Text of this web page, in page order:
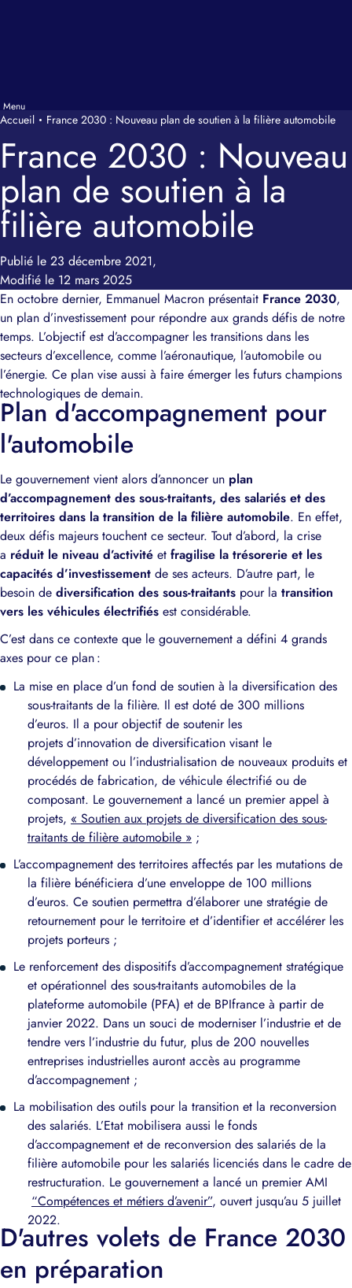
Accueil France 2030 : Nouveau plan de soutien à la filière automobile
France 2030 : Nouveau
plan de soutien à la
filière automobile
Publié le 23 décembre 2021,
Modifié le 12 mars 2025
En octobre dernier, Emmanuel Macron présentait France 2030,
un plan d’investissement pour répondre aux grands défis de notre
temps. L’objectif est d’accompagner les transitions dans les
secteurs d’excellence, comme l’aéronautique, l’automobile ou
l’énergie. Ce plan vise aussi à faire émerger les futurs champions
technologiques de demain.
Plan d'accompagnement pour
l'automobile
Le gouvernement vient alors d’annoncer un plan
d’accompagnement des sous-traitants, des salariés et des
territoires dans la transition de la filière automobile. En effet,
deux défis majeurs touchent ce secteur. Tout d’abord, la crise
a réduit le niveau d’activité et fragilise la trésorerie et les
capacités d’investissement de ses acteurs. D’autre part, le
besoin de diversification des sous-traitants pour la transition
vers les véhicules électrifiés est considérable.
C’est dans ce contexte que le gouvernement a défini 4 grands
axes pour ce plan :
La mise en place d’un fond de soutien à la diversification des
sous-traitants de la filière. Il est doté de 300 millions
d’euros. Il a pour objectif de soutenir les
projets d’innovation de diversification visant le
développement ou l’industrialisation de nouveaux produits et
procédés de fabrication, de véhicule électrifié ou de
composant. Le gouvernement a lancé un premier appel à
projets, « Soutien aux projets de diversification des sous-
traitants de filière automobile » ;
L’accompagnement des territoires affectés par les mutations de
la filière bénéficiera d’une enveloppe de 100 millions
d’euros. Ce soutien permettra d’élaborer une stratégie de
retournement pour le territoire et d’identifier et accélérer les
projets porteurs ;
Le renforcement des dispositifs d’accompagnement stratégique
et opérationnel des sous-traitants automobiles de la
plateforme automobile (PFA) et de BPIfrance à partir de
janvier 2022. Dans un souci de moderniser l’industrie et de
tendre vers l’industrie du futur, plus de 200 nouvelles
entreprises industrielles auront accès au programme
d’accompagnement ;
La mobilisation des outils pour la transition et la reconversion
des salariés. L’Etat mobilisera aussi le fonds
d’accompagnement et de reconversion des salariés de la
filière automobile pour les salariés licenciés dans le cadre de
restructuration. Le gouvernement a lancé un premier AMI
“Compétences et métiers d’avenir”, ouvert jusqu’au 5 juillet
2022.
D'autres volets de France 2030
en préparation